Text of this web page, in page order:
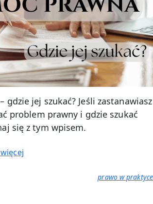
gdzie jej szukać? Jeśli zastanawiasz
problem prawny i gdzie szukać
się z tym wpisem.
:
prawo w praktyce